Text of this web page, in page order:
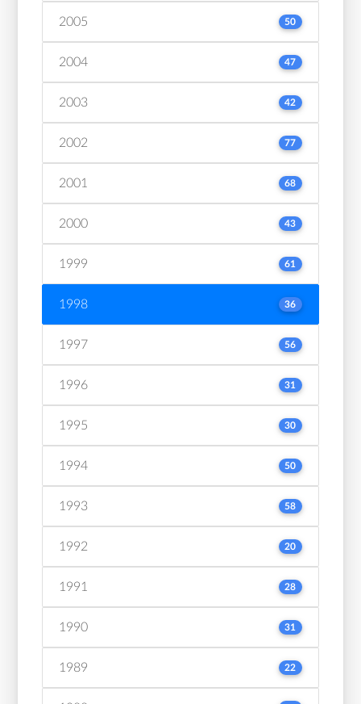
2005 50
2004 47
2003 42
2002 77
2001 68
2000 43
1999 61
1998 36
1997 56
1996 31
1995 30
1994 50
1993 58
1992 20
1991 28
1990 31
1989 22